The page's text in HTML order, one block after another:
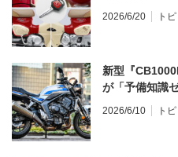
2026/6/20 ト
新型『
が「予備知識
2026/6/10 ト